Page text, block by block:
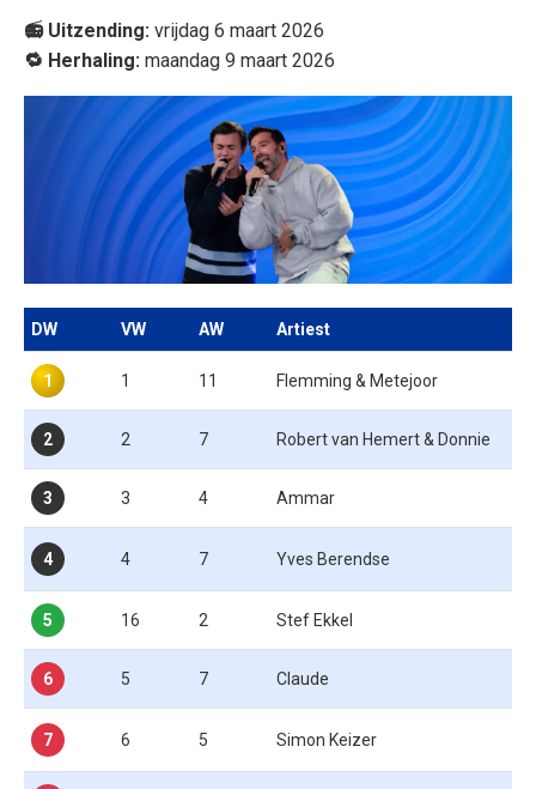
📻 Uitzending: vrijdag 6 maart 2026
🔁 Herhaling: maandag 9 maart 2026
DW VW AW Artiest
1 1 11 Flemming & Metejoor
2 2 7 Robert van Hemert & Donnie
3 3 4 Ammar
4 4 7 Yves Berendse
5 16 2 Stef Ekkel
6 5 7 Claude
7 6 5 Simon Keizer